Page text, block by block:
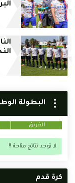
البطولة
الفريق
لا توجد نتائج متاحة !!
كرة قدم